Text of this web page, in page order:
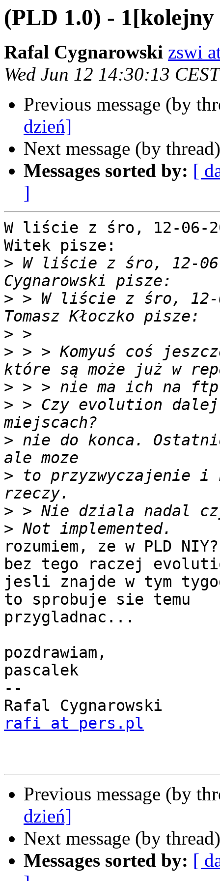
(PLD 1.0) - 1[kolejny
Rafal Cygnarowski zswi
Wed Jun 12 14:30:13
Previous message (by
dzień]
Next message (by
Messages sorted by: [
]
W liście z śro, 12-06-
Witek pisze:
> W liście z śro, 12-
> > W liście z śro, 12-
>
> > > Komyuś coś
>
> > Czy evolution
> nie do konca.
> to przyzwyczajenie i
>
>
rozumiem, ze w PLD NIY?
bez tego raczej
jesli znajde w tym
to sprobuje sie temu
przygladnac...
pozdrawiam,
pascalek
--
rafi at pers.pl
Previous message (by
dzień]
Next message (by
Messages sorted by: [